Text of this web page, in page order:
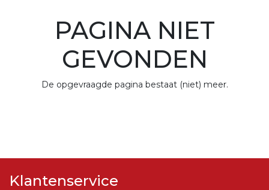
PAGINA NIET
GEVONDEN
De opgevraagde pagina bestaat (niet) meer.
Klantenservice